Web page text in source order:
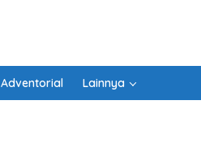
Adventorial Lainnya